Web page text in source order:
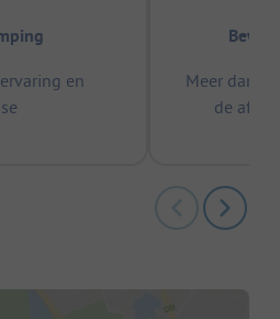
en
Meer dan
de